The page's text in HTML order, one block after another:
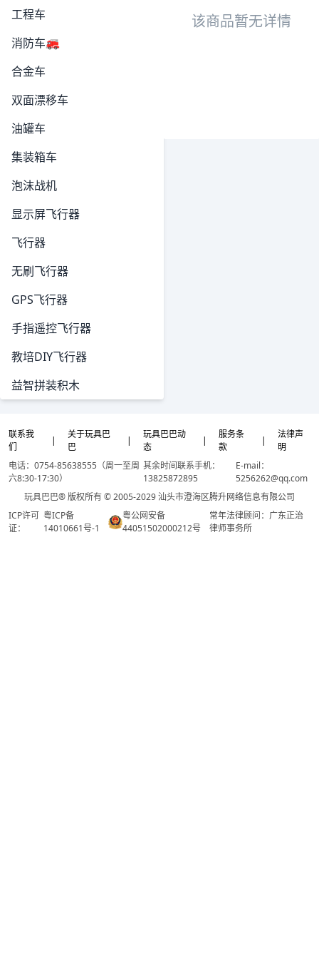
工程车
消防车🚒
合金车
双面漂移车
油罐车
集装箱车
泡沫战机
显示屏飞行器
飞行器
无刷飞行器
GPS飞行器
手指遥控飞行器
教培DIY飞行器
益智拼装积木
该商品暂无详情
联系我
们
|
关于玩具巴
巴
|
玩具巴巴动
态
|
服务条
款
|
法律声
明
电话：0754-85638555（周一至周
六8:30-17:30）
其余时间联系手机：
13825872895
E-mail：
5256262@qq.com
玩具巴巴® 版权所有 © 2005-2029 汕头市澄海区腾升网络信息有限公司
ICP许可
证：
粤ICP备
14010661号-1
粤公网安备
44051502000212号
常年法律顾问：广东正治
律师事务所